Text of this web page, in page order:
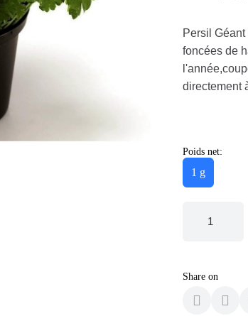
Persil
foncées de
directement
Poids net:
1 g
Share on